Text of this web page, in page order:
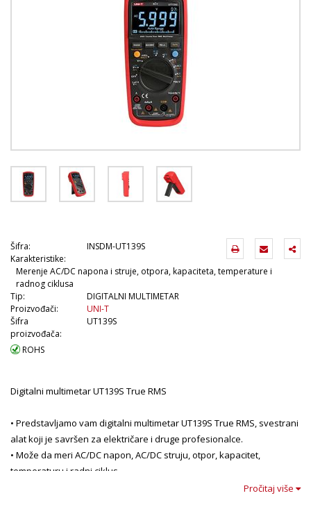
Šifra:
INSDM-UT139S
Karakteristike:
Merenje AC/DC napona i struje, otpora, kapaciteta, temperature i
radnog ciklusa
Tip:
DIGITALNI MULTIMETAR
Proizvođači:
UNI-T
Šifra
proizvođača:
UT139S
ROHS
Digitalni multimetar UT139S True RMS
• Predstavljamo vam digitalni multimetar UT139S True RMS, svestrani
alat koji je savršen za električare i druge profesionalce.
• Može da meri AC/DC napon, AC/DC struju, otpor, kapacitet,
temperaturu i radni ciklus.
• Ima funkciju automatskog izbora opsega, koja automatski bira
Pročitaj više